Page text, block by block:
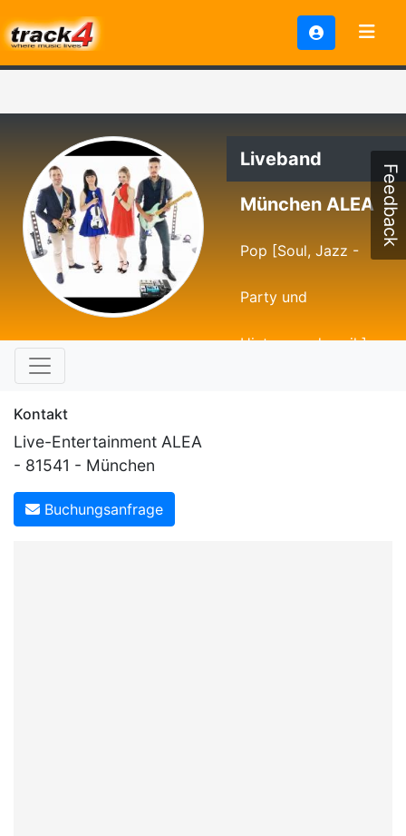
Liveband
München ALEA
Pop [Soul, Jazz -
Party und
Hintergrundmusik]
Kontakt
Live-Entertainment ALEA
- 81541 - München
Buchungsanfrage
Feedback